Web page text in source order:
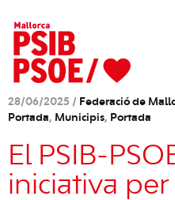
28/06/2025 / Federació de
Portada, Municipis, Portada
El PSIB-
iniciativa per